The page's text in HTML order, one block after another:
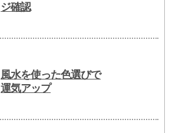
ジ確認
風水を使った色選びで
運気アップ